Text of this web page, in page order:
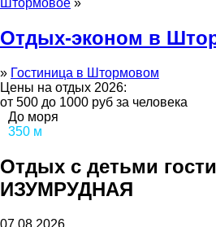
Отдых-эконом в
» Гостиница в Штормовом
Цены на отдых 2026:
от 500 до 1000 руб за человека
До моря
350 м
Отдых с детьми
ИЗУМРУДНАЯ
07.08.2026